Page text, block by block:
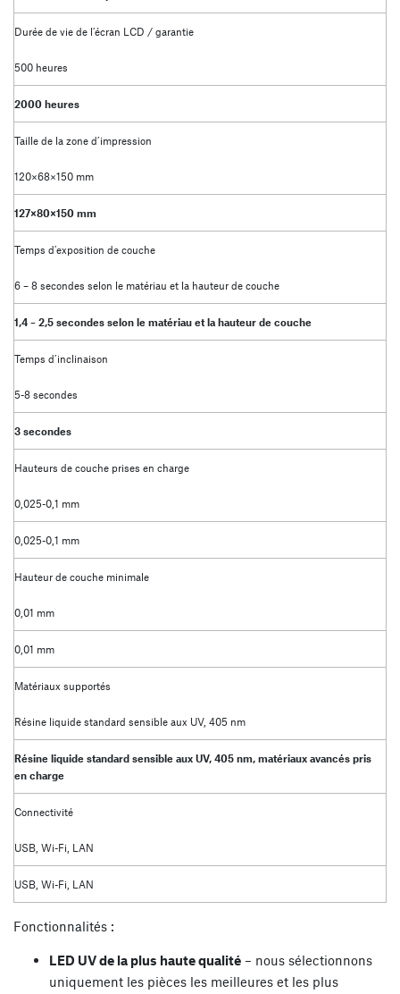
Durée de vie de l’écran LCD / garantie
500 heures
2000 heures
Taille de la zone d’impression
120×68×150 mm
127×80×150 mm
Temps d’exposition de couche
6 – 8 secondes selon le matériau et la hauteur de couche
1,4 – 2,5 secondes selon le matériau et la hauteur de couche
Temps d’inclinaison
5-8 secondes
3 secondes
Hauteurs de couche prises en charge
0,025-0,1 mm
0,025-0,1 mm
Hauteur de couche minimale
0,01 mm
0,01 mm
Matériaux supportés
Résine liquide standard sensible aux UV, 405 nm
Résine liquide standard sensible aux UV, 405 nm, matériaux avancés pris
en charge
Connectivité
USB, Wi-Fi, LAN
USB, Wi-Fi, LAN
Fonctionnalités :
LED UV de la plus haute qualité – nous sélectionnons
uniquement les pièces les meilleures et les plus